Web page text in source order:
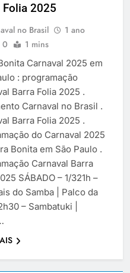
Folia 2025
no Brasil
1 ano
0 1 mins
Carnaval 2025 em
: programação
Barra Folia 2025 .
Carnaval no Brasil .
Barra Folia 2025 .
do Carnaval 2025
Bonita em São Paulo .
Carnaval Barra
SÁBADO – 1/321h –
do Samba | Palco da
– Sambatuki |